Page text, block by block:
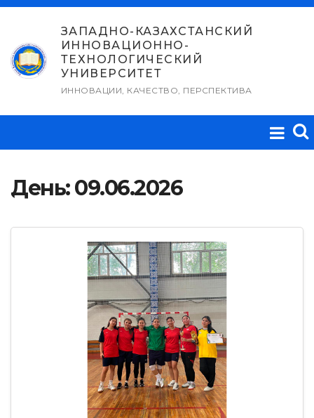
Перейти
содержимому
ЗАПАДНО-КАЗАХСТАНСКИЙ
ИННОВАЦИОННО-
ТЕХНОЛОГИЧЕСКИЙ
УНИВЕРСИТЕТ
ИННОВАЦИИ, КАЧЕСТВО, ПЕРСПЕКТИВА
День:09.06.2026